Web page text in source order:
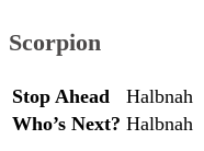
Scorpion
Stop Ahead Halbnah
Who’s Next? Halbnah